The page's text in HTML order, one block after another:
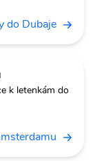
do Dubaje
k letenkám do